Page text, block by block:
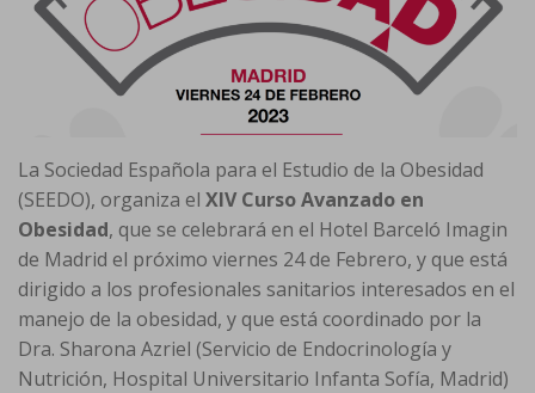
La Sociedad Española para el Estudio de la Obesidad
(SEEDO), organiza el XIV Curso Avanzado en
Obesidad, que se celebrará en el Hotel Barceló Imagin
de Madrid el próximo viernes 24 de Febrero, y que está
dirigido a los profesionales sanitarios interesados en el
manejo de la obesidad, y que está coordinado por la
Dra. Sharona Azriel (Servicio de Endocrinología y
Nutrición, Hospital Universitario Infanta Sofía, Madrid)